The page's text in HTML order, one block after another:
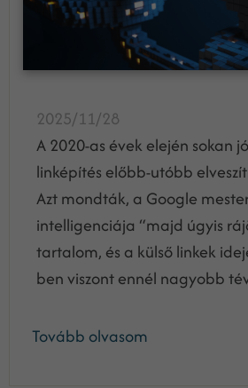
2025/11/28
A 2020-as évek elején sokan
linképítés előbb-utóbb
Azt mondták, a Google
intelligenciája “majd úgyis
tartalom, és a külső linkek
ben viszont ennél nagyobb
Tovább olvasom